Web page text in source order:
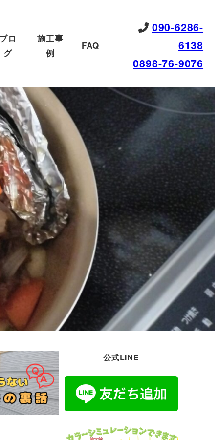
ロ
グ
施工事
例
FAQ
090-6286-
6138
0898-76-9076
公式LINE